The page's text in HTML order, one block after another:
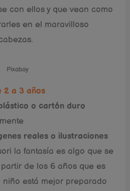
con ellos y que vean como
en el maravilloso
Pixabay
2 a 3 años
o cartón duro
reales o ilustraciones
la fantasía es algo que se
de los 6 años que es
está mejor preparado